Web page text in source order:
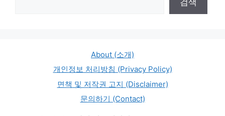
About (소개)
개인정보 처리방침 (Privacy Policy)
면책 및 저작권 고지 (Disclaimer)
문의하기 (Contact)